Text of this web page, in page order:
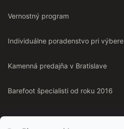
Vernostný program
Individuálne poradenstvo pri výbere
Kamenná predajňa v Bratislave
Barefoot špecialisti od roku 2016